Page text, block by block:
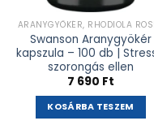
ARANYGYÖKÉR, RHODIOLA
Swanson Aranygyökér
kapszula – 100 db |
szorongás ellen
7 690 Ft
KOSÁRBA TESZEM